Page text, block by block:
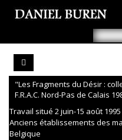
"Les Fragments du Désir :
F.R.A.C. Nord-Pas de Calais
Travail situé 2 juin-15 août 1995
Anciens établissements des
Belgique